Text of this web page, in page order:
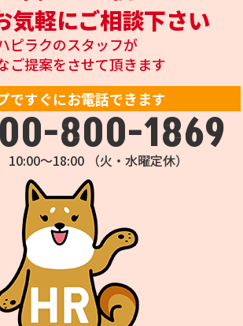
気軽にご相談下さい
ピラクのスタッフが
ご提案をさせて頂きます
ですぐにお電話できます
800-1869
～18:00 （火・水曜定休）